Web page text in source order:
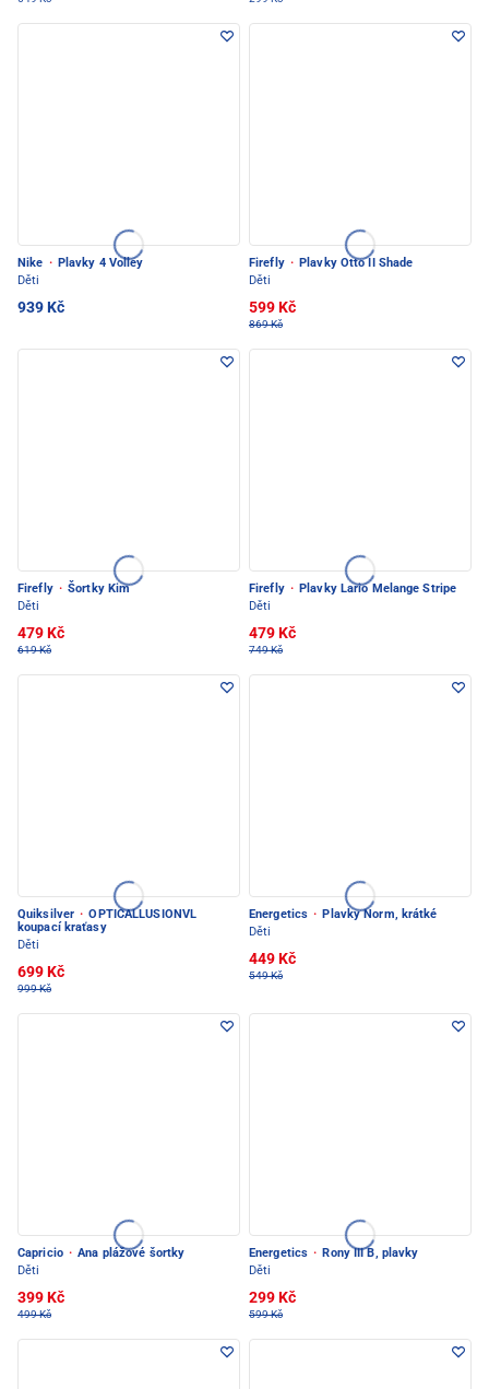
Nike · Plavky 4 Volley
Děti
939 Kč
Firefly · Plavky Otto II Shade
Děti
599 Kč
869 Kč
Firefly · Šortky Kim
Děti
479 Kč
619 Kč
Firefly · Plavky Lario Melange Stripe
Děti
479 Kč
749 Kč
Quiksilver · OPTICALLUSIONVL
koupací kraťasy
Děti
699 Kč
999 Kč
Energetics · Plavky Norm, krátké
Děti
449 Kč
549 Kč
Capricio · Ana plážové šortky
Děti
399 Kč
499 Kč
Energetics · Rony III B, plavky
Děti
299 Kč
599 Kč